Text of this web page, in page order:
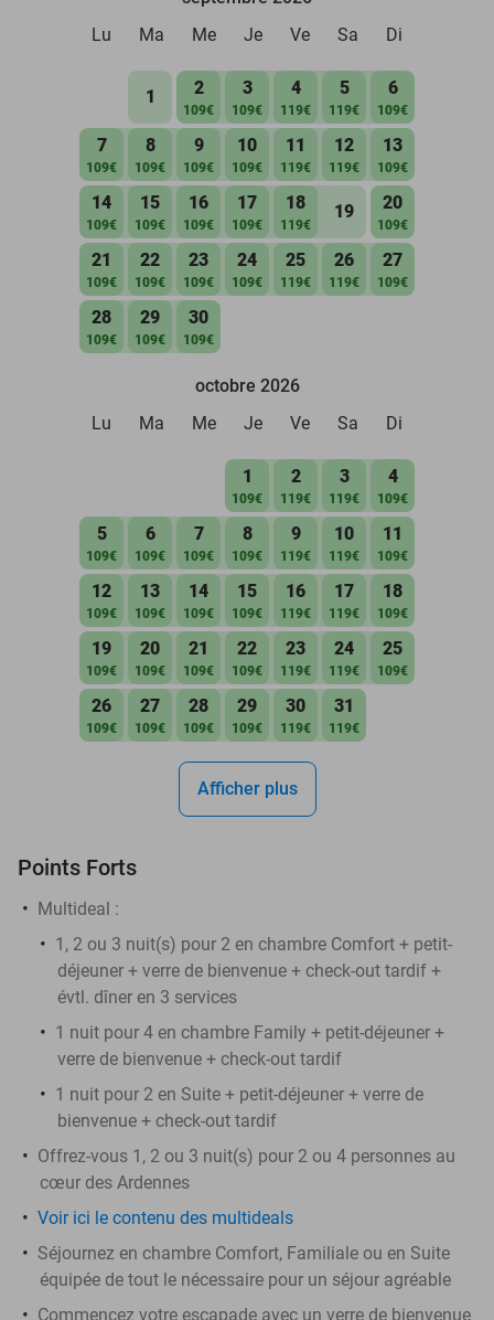
Lu
Ma Me Je Ve Sa Di
1 2
109€
3
109€
4
119€
5
119€
6
109€
7
109€
8
109€
9
109€
10
109€
11
119€
12
119€
13
109€
14
109€
15
109€
16
109€
17
109€
18
119€
19 20
109€
21
109€
22
109€
23
109€
24
109€
25
119€
26
119€
27
109€
28
109€
29
109€
30
109€
octobre 2026
Lu
Ma Me Je Ve Sa Di
1
109€
2
119€
3
119€
4
109€
5
109€
6
109€
7
109€
8
109€
9
119€
10
119€
11
109€
12
109€
13
109€
14
109€
15
109€
16
119€
17
119€
18
109€
19
109€
20
109€
21
109€
22
109€
23
119€
24
119€
25
109€
26
109€
27
109€
28
109€
29
109€
30
119€
31
119€
Afficher plus
Points Forts
Multideal :
​1, 2 ou 3 nuit(s) pour 2 en chambre Comfort + petit-
déjeuner + verre de bienvenue + check-out tardif +
évtl. dîner en 3 services
1 nuit pour 4 en chambre Family + petit-déjeuner +
verre de bienvenue + check-out tardif
1 nuit pour 2 en Suite + petit-déjeuner + verre de
bienvenue + check-out tardif
Offrez-vous 1, 2 ou 3 nuit(s) pour 2 ou 4 personnes au
cœur des Ardennes
Voir ici le contenu des multideals
Séjournez en chambre Comfort, Familiale ou en Suite
équipée de tout le nécessaire pour un séjour agréable
Commencez votre escapade avec un verre de bienvenue